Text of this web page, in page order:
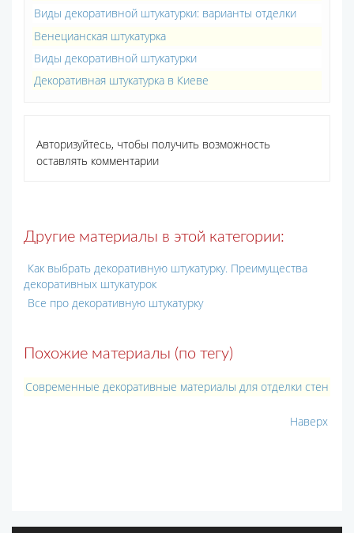
Виды декоративной штукатурки: варианты отделки
Венецианская штукатурка
Виды декоративной штукатурки
Декоративная штукатурка в Киеве
Авторизуйтесь, чтобы получить возможность
оставлять комментарии
Другие материалы в этой категории:
Как выбрать декоративную штукатурку. Преимущества
декоративных штукатурок
Все про декоративную штукатурку
Похожие материалы (по тегу)
Современные декоративные материалы для отделки стен
Наверх